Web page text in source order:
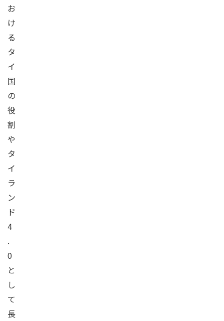
お
け
る
タ
イ
国
の
役
割
や
タ
イ
ラ
ン
ド
4
.
0
と
し
て
長